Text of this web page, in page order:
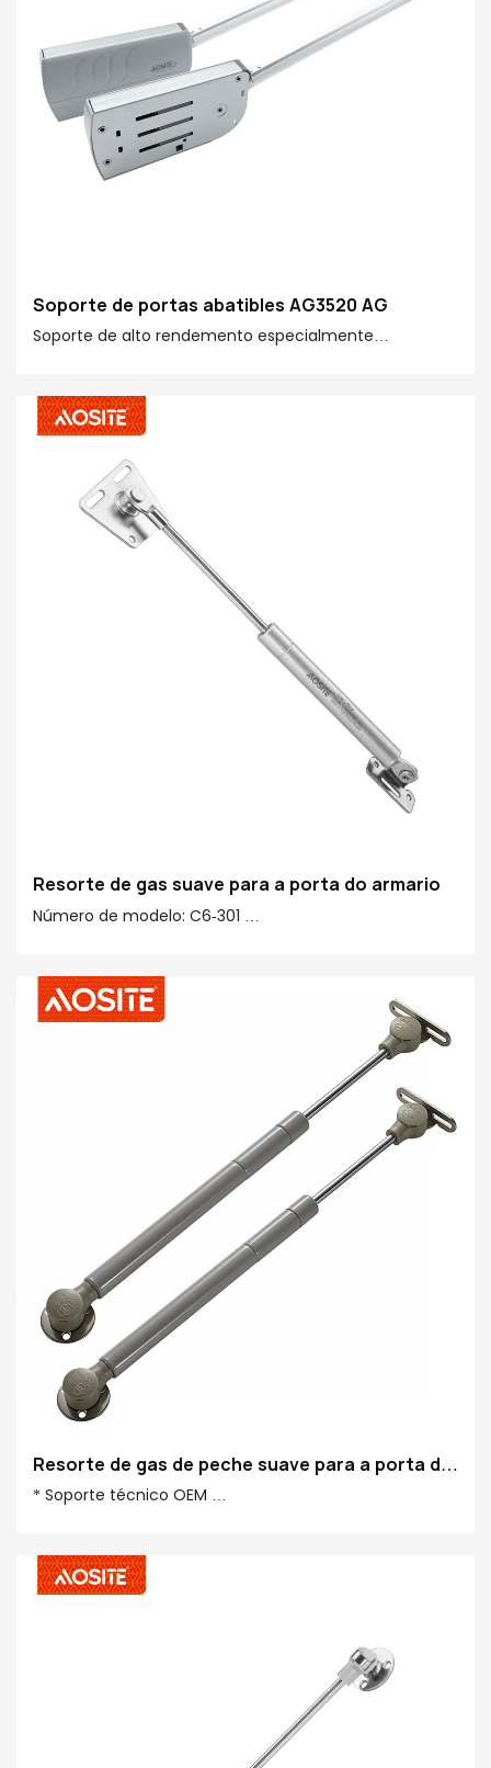
Soporte de portas abatibles AG3520 AG
Soporte de alto rendemento especialmente
tecnoloxía de búfer de presión para conseguir unha
apertura e peche suaves da folla da porta. Adecuado
fácil de instalar e mellorar a comodidade e a
seguridade do uso doméstico
Resorte de gas suave para a porta do armario
Número de modelo: C6-301
Centro a centro: 245 mm
Carreira: 90 mm
Material principal 20#: 20# Tubo de acabado, cobre,
Acabado de tubos: galvanoplastia & pintura en aerosol
Acabado de varilla: cromado Ridgid
Funcións opcionais: estándar arriba/abaixo
suave/parada libre/dobre paso hidráulico
Resorte de gas de peche suave para a porta do
armario de tatami
* Soporte técnico OEM
* Proba de ciclo de 50.000 veces